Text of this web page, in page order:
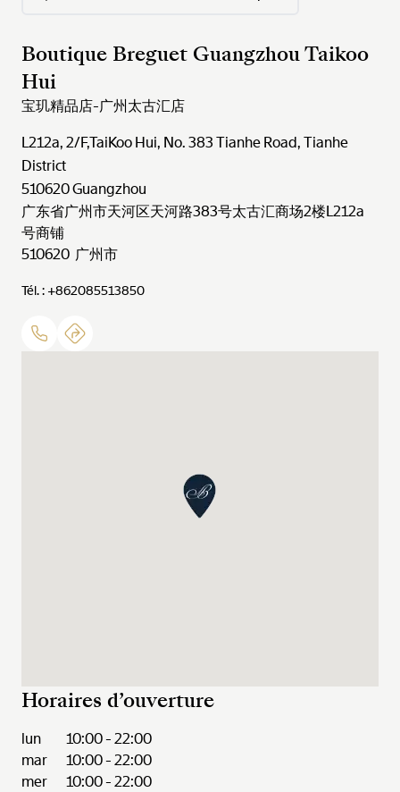
Boutique Breguet Guangzhou Taikoo
Hui
宝玑精品店-广州太古汇店
L212a, 2/F,TaiKoo Hui, No. 383 Tianhe Road, Tianhe
District
510620Guangzhou
广东省广州市天河区天河路383号太古汇商场2楼L212a
号商铺
510620 广州市
Tél. : +862085513850
Horaires d’ouverture
lun
10:00 - 22:00
mar
10:00 - 22:00
mer
10:00 - 22:00